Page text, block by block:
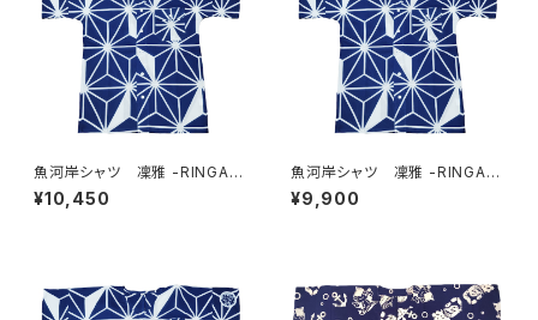
魚河岸シャツ 凜雅 -RINGA-
プレミアムシリーズ① 麻かざぐ
るま LLサイズ 認定証付き
¥10,450
魚河岸シャツ 凜雅 -RINGA-
プレミアムシリーズ① 麻かざぐ
るま Lサイズ 認定証付き
¥9,900